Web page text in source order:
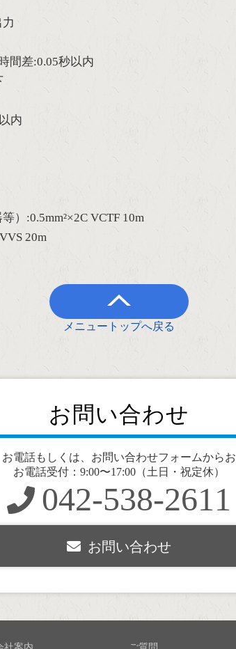
間差:0.05秒以内
内
）:0.5mm²×2C VCTF 10m
20m
メニュートップへ戻る
お問い合わせ
電話もしくは、お問い合わせフォームからお
お電話受付：9:00〜17:00（土日・祝定休）
042-538-2611
お問い合わせ